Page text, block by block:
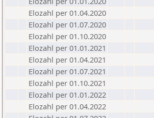
Elozahl per 01.04.2020
Elozahl per 01.07.2020
Elozahl per 01.10.2020
Elozahl per 01.01.2021
Elozahl per 01.04.2021
Elozahl per 01.07.2021
Elozahl per 01.10.2021
Elozahl per 01.01.2022
Elozahl per 01.04.2022